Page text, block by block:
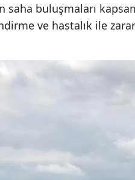
buluşmaları
ve hastalık ile